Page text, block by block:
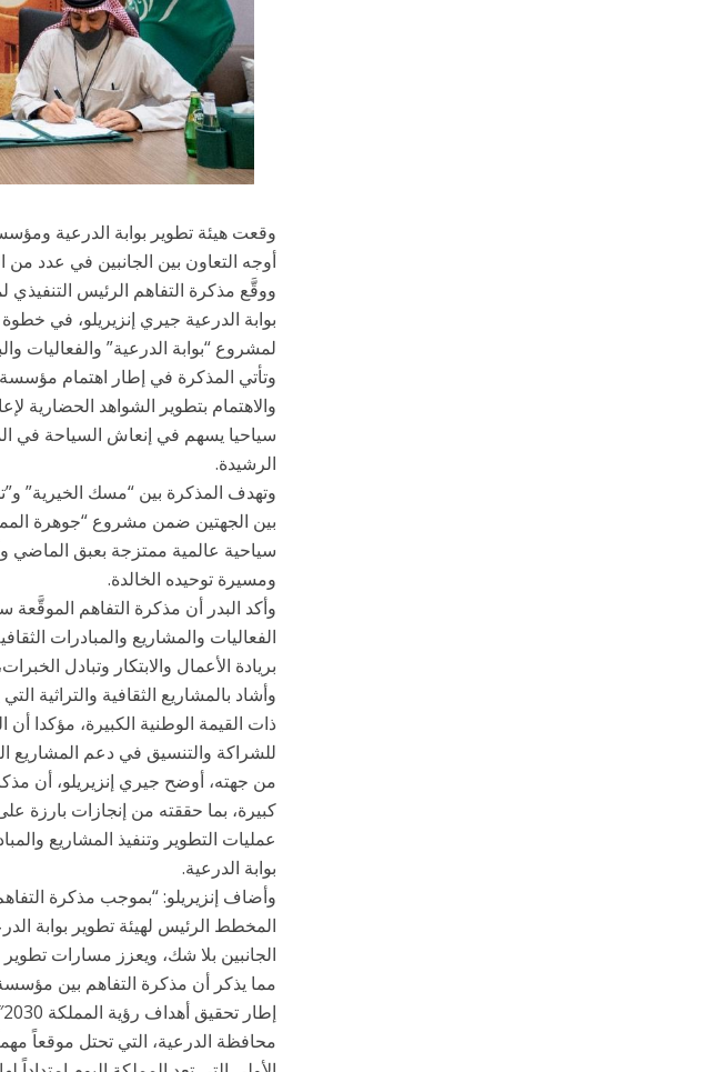
وقعت هيئة تطوير بوابة الدرعية
أوجه التعاون بين الجانبين في عدد من
ووقَّع مذكرة التفاهم الرئيس التنفيذي
بوابة الدرعية جيري إنزيريلو، في
لمشروع “بوابة الدرعية” والفعاليات
وتأتي المذكرة في إطار اهتمام مؤسسة
والاهتمام بتطوير الشواهد الحضارية
سياحيا يسهم في إنعاش السياحة في
الرشيدة.
وتهدف المذكرة بين “مسك الخيرية”
بين الجهتين ضمن مشروع “جوهرة
سياحية عالمية ممتزجة بعبق الماضي
ومسيرة توحيده الخالدة.
وأكد البدر أن مذكرة التفاهم
الفعاليات والمشاريع والمبادرات
بريادة الأعمال والابتكار وتبادل
وأشاد بالمشاريع الثقافية والتراثية
ذات القيمة الوطنية الكبيرة، مؤكدا
للشراكة والتنسيق في دعم المشاريع
من جهته، أوضح جيري إنزيريلو، أن
كبيرة، بما حققته من إنجازات بارزة
عمليات التطوير وتنفيذ المشاريع
بوابة الدرعية.
وأضاف إنزيريلو: “بموجب مذكرة
المخطط الرئيس لهيئة تطوير بوابة
الجانبين بلا شك، ويعزز مسارات تطوير
مما يذكر أن مذكرة التفاهم بين
محافظة الدرعية، التي تحتل موقعاً